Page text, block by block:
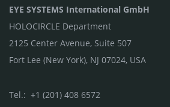
EYE SYSTEMS International GmbH
HOLOCIRCLE Department
2125 Center Avenue, Suite 507
Fort Lee (New York), NJ 07024, USA
Tel.: +1 (201) 408 6572